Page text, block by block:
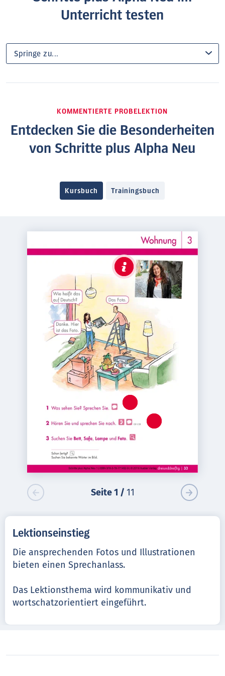
Unterricht testen
KOMMENTIERTE PROBELEKTION
Entdecken Sie die Besonderheiten
von Schritte plus Alpha Neu
Kursbuch Trainingsbuch
Seite1 / 11
Lektionseinstieg
Die ansprechenden Fotos und Illustrationen
bieten einen Sprechanlass.
Das Lektionsthema wird kommunikativ und
wortschatz­orientiert eingeführt.